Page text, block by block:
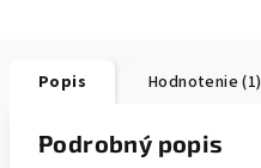
Popis Hodnotenie (1)
Podrobný popis